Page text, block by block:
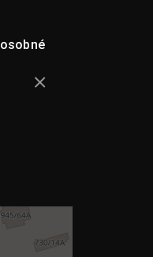
osobné